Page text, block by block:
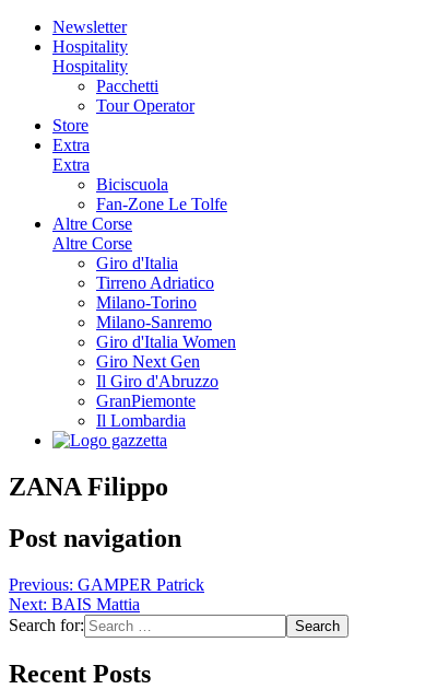
Newsletter
Hospitality
Hospitality
Pacchetti
Tour Operator
Store
Extra
Extra
Biciscuola
Fan-Zone Le Tolfe
Altre Corse
Altre Corse
Giro d'Italia
Tirreno Adriatico
Milano-Torino
Milano-Sanremo
Giro d'Italia Women
Giro Next Gen
Il Giro d'Abruzzo
GranPiemonte
Il Lombardia
ZANA Filippo
Post navigation
Previous: GAMPER Patrick
Next: BAIS Mattia
Search for:
Recent Posts